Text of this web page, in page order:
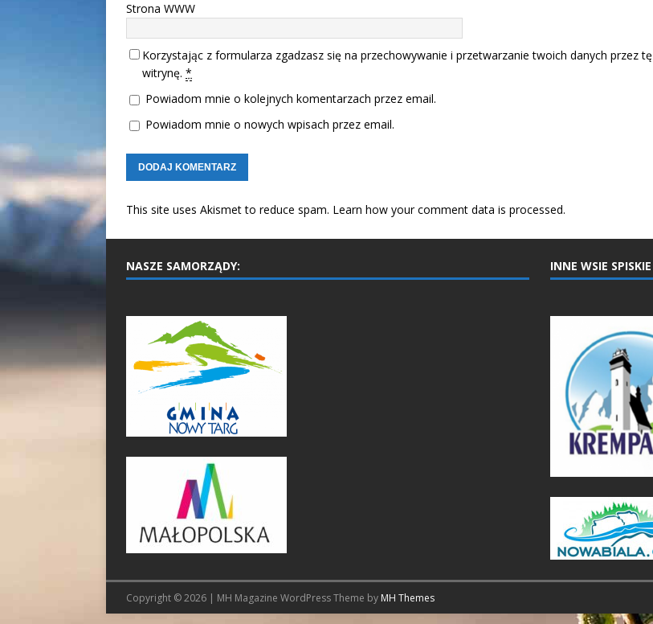
Strona WWW
Korzystając z formularza zgadzasz się na przechowywanie i przetwarzanie twoich danych przez tę
witrynę. *
Powiadom mnie o kolejnych komentarzach przez email.
Powiadom mnie o nowych wpisach przez email.
This site uses Akismet to reduce spam. Learn how your comment data is processed.
NASZE SAMORZĄDY: INNE WSIE SPISKIE
Copyright © 2026 | MH Magazine WordPress Theme by MH Themes